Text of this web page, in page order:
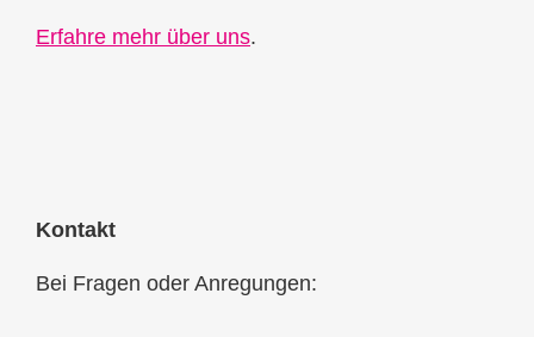
Erfahre mehr über uns.
Kontakt
Bei Fragen oder Anregungen: